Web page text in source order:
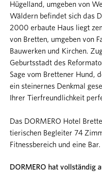
Hügelland, umgeben von
Wäldern befindet sich das
2000 erbaute Haus liegt
von Bretten, umgeben von
Bauwerken und Kirchen.
Geburtsstadt des
Sage vom Brettener Hund,
ein steinernes Denkmal
Ihrer Tierfreundlichkeit
Das DORMERO Hotel
tierischen Begleiter 74
Fitnessbereich und eine Bar.
DORMERO hat vollständig